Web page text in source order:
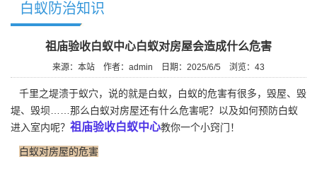
白蚁防治知识
祖庙验收白蚁中心白蚁对房屋会造成什么危害
来源：本站 作者：admin 日期：2025/6/5 浏览： 43
千里之堤溃于蚁穴，说的就是白蚁，白蚁的危害有很多，毁屋、毁
堤、毁坝……那么白蚁对房屋还有什么危害呢？以及如何预防白蚁
进入室内呢？ 祖庙验收白蚁中心教你一个小窍门！
白蚁对房屋的危害